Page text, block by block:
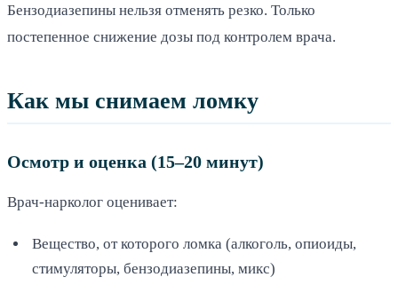
Бензодиазепины нельзя отменять резко. Только
постепенное снижение дозы под контролем врача.
Как мы снимаем ломку
Осмотр и оценка (15–20 минут)
Врач-нарколог оценивает:
Вещество, от которого ломка (алкоголь, опиоиды,
стимуляторы, бензодиазепины, микс)